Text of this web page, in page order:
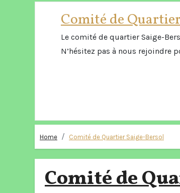
Comité de
Le comité de quartier Saige-
N’hésitez pas à nous rejoindre
Home Comité de Quartier Saige-Bersol
Comité de